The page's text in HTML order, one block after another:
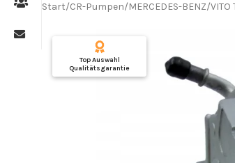
Start/CR-Pumpen/MERCEDES-BENZ/VITO
Top Auswahl
Qualitätsgarantie